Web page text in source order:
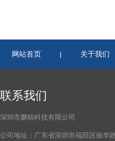
网站首页 | 关于我们
联系我们
深圳市鹏锦科技有限公司
公司地址：广东省深圳市福田区振华